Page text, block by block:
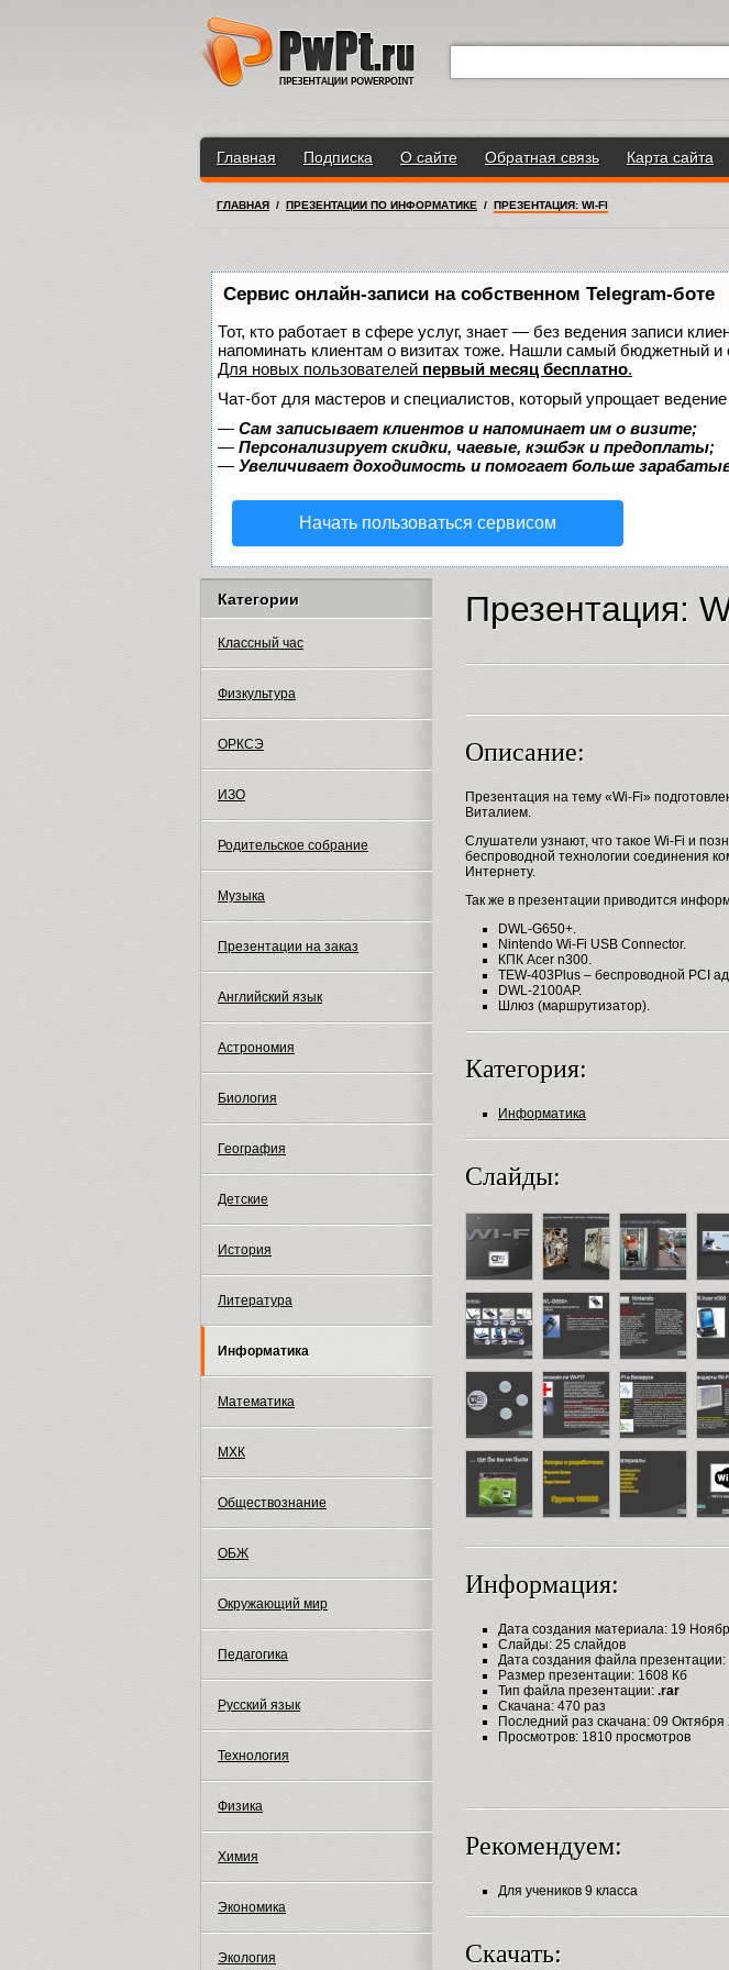
Главная Подписка О сайте Обратная связь Карта сайта
ГЛАВНАЯ / ПРЕЗЕНТАЦИИ ПО ИНФОРМАТИКЕ / ПРЕЗЕНТАЦИЯ: WI-FI
Сервис онлайн-записи на собственном Telegram-боте
Тот, кто работает в сфере услуг, знает — без ведения записи
напоминать клиентам о визитах тоже. Нашли самый бюджетный и
Для новых пользователей первый месяц бесплатно.
Чат-бот для мастеров и специалистов, который упрощает ведение
— Сам записывает клиентов и напоминает им о визите;
— Персонализирует скидки, чаевые, кэшбэк и предоплаты;
— Увеличивает доходимость и помогает больше
Начать пользоваться сервисом
Категории
Классный час
Физкультура
ОРКСЭ
ИЗО
Родительское собрание
Музыка
Презентации на заказ
Английский язык
Астрономия
Биология
География
Детские
История
Литература
Информатика
Математика
МХК
Обществознание
ОБЖ
Окружающий мир
Педагогика
Русский язык
Технология
Физика
Химия
Экономика
Экология
Презентация:
Описание:
Презентация на тему «Wi-Fi»
Виталием.
Слушатели узнают, что такое Wi-Fi и
беспроводной технологии соединения
Интернету.
Так же в презентации приводится
DWL-G650+.
Nintendo Wi-Fi USB Connector.
КПК Acer n300.
TEW-403Plus – беспроводной PCI
DWL-2100AP.
Шлюз (маршрутизатор).
Категория:
Информатика
Слайды:
Информация:
Дата создания материала: 19
Слайды: 25 слайдов
Дата создания файла презентации:
Размер презентации: 1608 Кб
Тип файла презентации: .rar
Скачана: 470 раз
Последний раз скачана: 09 Октября
Просмотров: 1810 просмотров
Рекомендуем:
Для учеников 9 класса
Скачать: